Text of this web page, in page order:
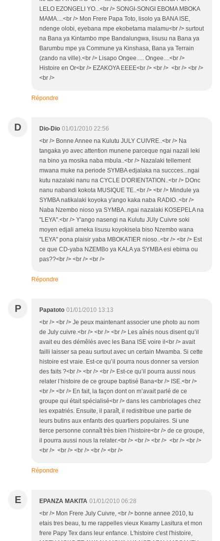
LELO EZONGELI YO...<br /> SONGI-SONGI EBOMA MBOKA
MAMA....<br /> Mon Frere Papa Toto, lisolo ya BANA ISE,
ndenge olobi, eyebana mpe ekobetama malamu<br /> surtout
na Bana ya Kintambo mpe Bandalungwa, lisusu na Bana ya
Barumbu mpe ya Commune ya Kinshasa, Bana ya Terrain
(zando na ville).<br /> Lisapo Ongee..... Ongee....<br />
Histoire en Or<br /> EZAKOYA EEEE<br /> <br /> <br /> <br />
<br />
Répondre
D Dio-Dio 01/01/2010 22:56
<br /> Bonne Annee na Kulutu JULY CUIVRE..<br /> Na
tangaka yo avec attention munene parceque ngai nazali leki
na bino ya mosika naba mbula..<br /> Nazalaki tellement
mwana muke na periode SYMBA edjalaka na succces...ngai
kutu nazalaki nanu na CYCLE D'ORIENTATION..<br /> DOnc
nanu nabandi kokota MUSIQUE TE..<br /> <br /> Mindule ya
SYMBA natikalaki koyoka y'ango kaka naba RADIO..<br />
Naba Nzembo nioso ya SYMBA..ngai nazalaki KOSEPELA na
"LEYA".<br /> Y'ango nasengi na Kulutu JUly Cuivre soki
moyen edjali ameka lisusu koyokisela biso Nzembo wana
"LEYA" pona plaisir yaba MBOKATIER nioso..<br /> <br /> Est
ce que CD-yaba NZEMBo ya KALA ya SYMBA esi ebima ou
pas??<br /> <br /> <br />
Répondre
P Papatoto 01/01/2010 13:13
<br /> <br /> Je peux maintenant associer une photo au nom
de July cuivre.<br /> <br /> <br /> Les aînés nous disent qu’il
avait eu des démêlés avec les Bana ISE voire il<br /> avait
failli laisser sa peau surtout avec un certain Mwamba. Si cette
histoire est vraie. Est-ce qu’il pourra nous donner sa version
des faits ?<br /> <br /> <br /> Est-ce qu’il pourra aussi nous
relater l’histoire de ce groupe baptisé Bana<br /> ISE.<br />
<br /> <br /> En fait, la façon dont on m’avait parlé de ce
groupe qui était spécialisé<br /> dans les cambriolages chez
les expatriés. Ensuite, il paraît, il redistribue une partie de
leurs butins aux enfants des quartiers populaires. Si une
tierce personne connaît très bien l’histoire<br /> de ce groupe,
il pourra aussi nous la relater.<br /> <br /> <br /> <br /> <br />
<br /> <br /> <br /> <br /> <br />
Répondre
E EPANZA MAKITA 01/01/2010 06:28
<br /> Mon Frere July Cuivre, <br /> bonne annee 2010, tu
etais tres beau, tu me rappelles vieux Kwamy Lasitura et mon
frere Papy Tex dans leur enfance. L'histoire c'est l'histoire,